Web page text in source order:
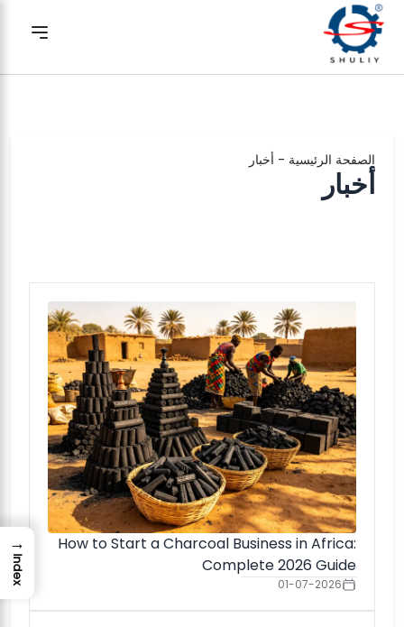
الصفحة الرئيسية - أخبار
أخبار
How to Start a Charcoal Business in Africa:
Complete 2026 Guide
01-07-2026
→
Index